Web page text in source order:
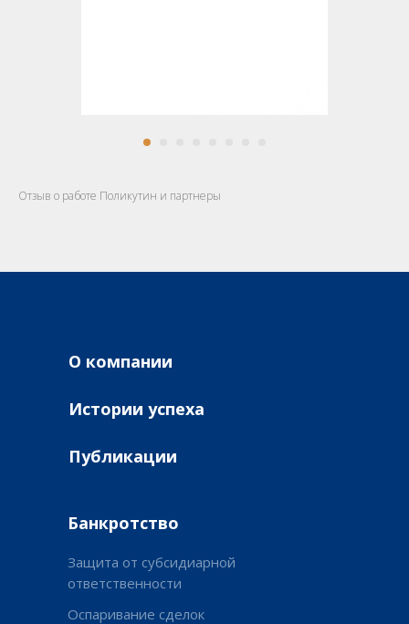
Отзыв о работе Поликутин и партнеры
Банкротство
Защита от субсидиарной
ответственности
О компании
Истории успеха
Публикации
Оспаривание сделок